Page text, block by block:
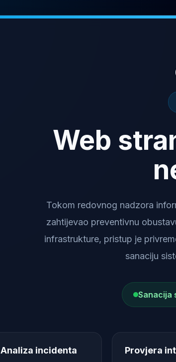
Web
Tokom redovnog nadzora
zahtijevao preventivnu
infrastrukture, pristup je
sanaciju
Sanacija
Analiza incidenta Provjera